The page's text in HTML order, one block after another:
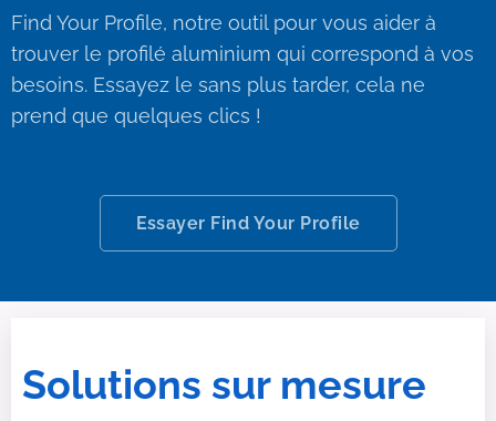
Find Your Profile, notre outil pour vous aider à
trouver le profilé aluminium qui correspond à vos
besoins. Essayez le sans plus tarder, cela ne
prend que quelques clics !
Essayer Find Your Profile
Solutions sur mesure